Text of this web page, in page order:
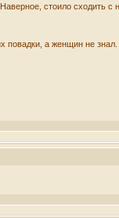
стоило сходить с
повадки, а женщин не